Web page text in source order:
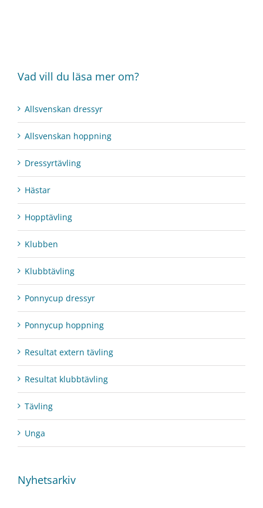
Vad vill du läsa mer om?
Allsvenskan dressyr
Allsvenskan hoppning
Dressyrtävling
Hästar
Hopptävling
Klubben
Klubbtävling
Ponnycup dressyr
Ponnycup hoppning
Resultat extern tävling
Resultat klubbtävling
Tävling
Unga
Nyhetsarkiv